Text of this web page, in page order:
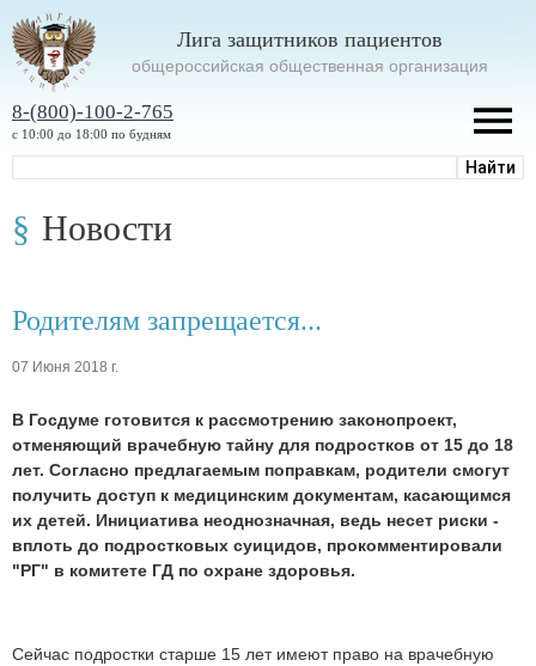
Лига защитников пациентов
oбщероссийская общественная организация
8-(800)-100-2-765
с 10:00 до 18:00 по будням
Новости
Родителям запрещается...
07 Июня 2018 г.
В Госдуме готовится к рассмотрению законопроект,
отменяющий врачебную тайну для подростков от 15 до 18
лет. Согласно предлагаемым поправкам, родители смогут
получить доступ к медицинским документам, касающимся
их детей. Инициатива неоднозначная, ведь несет риски -
вплоть до подростковых суицидов, прокомментировали
"РГ" в комитете ГД по охране здоровья.
Сейчас подростки старше 15 лет имеют право на врачебную